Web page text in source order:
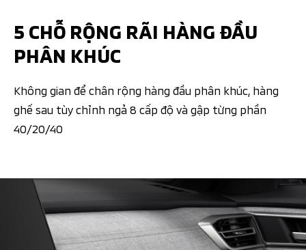
5 CHỖ RỘNG RÃI HÀNG ĐẦU
PHÂN KHÚC
Không gian để chân rộng hàng đầu phân khúc, hàng
ghế sau tùy chỉnh ngả 8 cấp độ và gập từng phần
40/20/40